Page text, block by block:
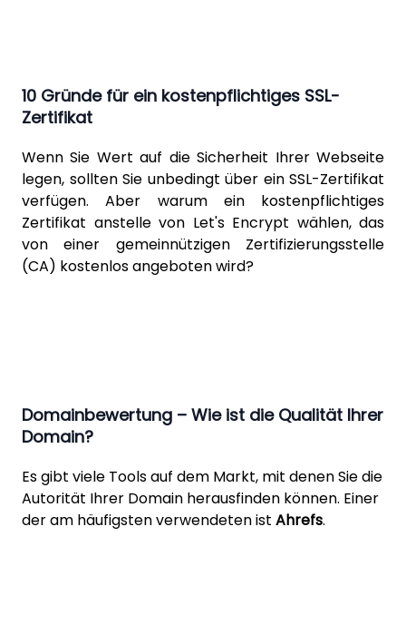
10 Gründe für ein kostenpflichtiges SSL-
Zertifikat
Wenn Sie Wert auf die Sicherheit Ihrer Webseite
legen, sollten Sie unbedingt über ein SSL-Zertifikat
verfügen. Aber warum ein kostenpflichtiges
Zertifikat anstelle von Let's Encrypt wählen, das
von einer gemeinnützigen Zertifizierungsstelle
(CA) kostenlos angeboten wird?
Domainbewertung – Wie ist die Qualität Ihrer
Domain?
Es gibt viele Tools auf dem Markt, mit denen Sie die
Autorität Ihrer Domain herausfinden können. Einer
der am häufigsten verwendeten ist Ahrefs.